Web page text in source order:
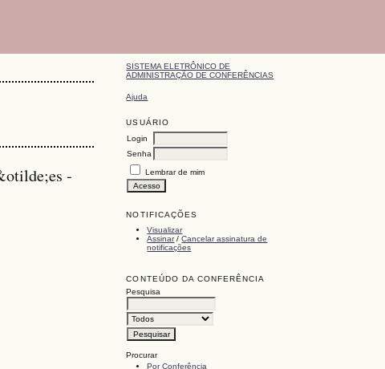
SISTEMA ELETRÔNICO DE
ADMINISTRAÇÃO DE CONFERÊNCIAS
Ajuda
USUÁRIO
Login
Senha
Lembrar de mim
NOTIFICAÇÕES
Visualizar
Assinar/Cancelar assinatura de
notificações
CONTEÚDO DA CONFERÊNCIA
Pesquisa
Procurar
Por Conferência
-